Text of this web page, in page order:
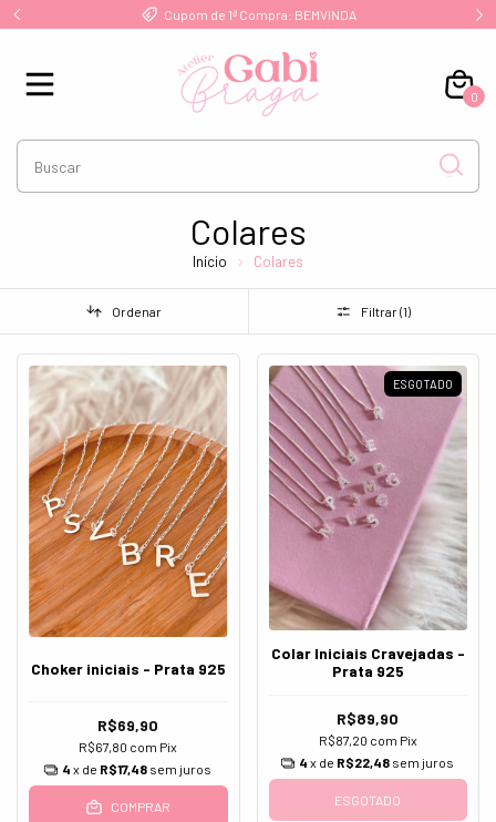
Cupom de 1ª Compra: BEMVINDA
0
Colares
Início Colares
Ordenar Filtrar (1)
Choker iniciais - Prata 925
R$69,90
R$67,80 com Pix
4 x de R$17,48 sem juros
COMPRAR
ESGOTADO
Colar Iniciais Cravejadas -
Prata 925
R$89,90
R$87,20 com Pix
4 x de R$22,48 sem juros
ESGOTADO